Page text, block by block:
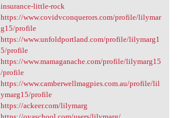
insurance-little-rock
https://www.covidvconquerors.com/profile/lilymar
g15/profile
https://www.unfoldportland.com/profile/lilymarg1
5/profile
https://www.mamaganache.com/profile/lilymarg15
/profile
https://www.camberwellmagpies.com.au/profile/lil
ymarg15/profile
https://ackeer.com/lilymarg